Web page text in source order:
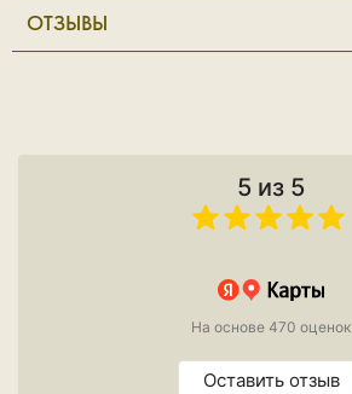
ОТЗЫВЫ
5 из 5
На основе 470 оценок
Оставить отзыв